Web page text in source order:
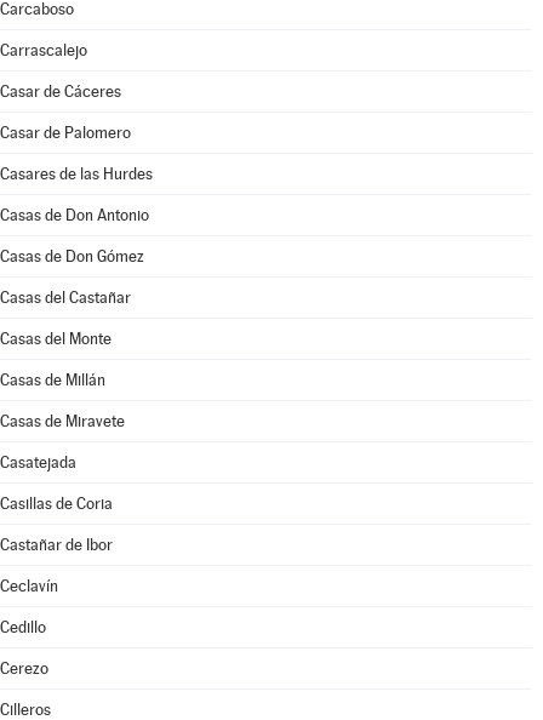
Carcaboso
Carrascalejo
Casar de Cáceres
Casar de Palomero
Casares de las Hurdes
Casas de Don Antonio
Casas de Don Gómez
Casas del Castañar
Casas del Monte
Casas de Millán
Casas de Miravete
Casatejada
Casillas de Coria
Castañar de Ibor
Ceclavín
Cedillo
Cerezo
Cilleros